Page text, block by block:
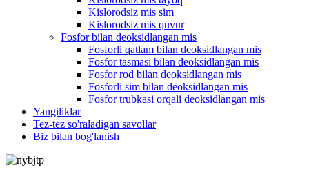
Kislorodsiz mis sim
Kislorodsiz mis quvur
Fosfor bilan deoksidlangan mis
Fosforli qatlam bilan deoksidlangan mis
Fosfor tasmasi bilan deoksidlangan mis
Fosfor rod bilan deoksidlangan mis
Fosforli sim bilan deoksidlangan mis
Fosfor trubkasi orqali deoksidlangan mis
Yangiliklar
Tez-tez so'raladigan savollar
Biz bilan bog'lanish